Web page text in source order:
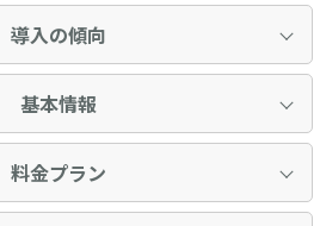
導入の傾向
基本情報
料金プラン